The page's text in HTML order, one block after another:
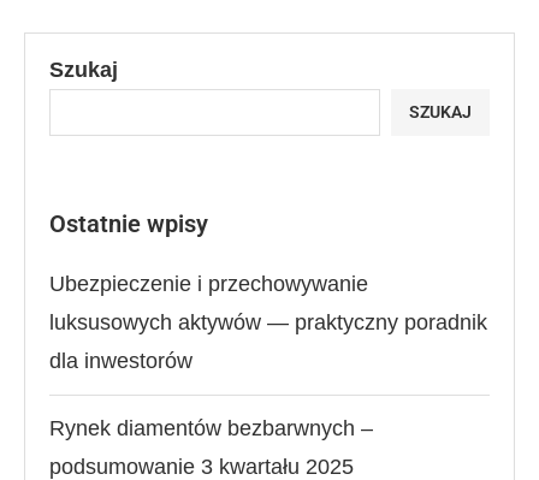
Szukaj
SZUKAJ
Ostatnie wpisy
Ubezpieczenie i przechowywanie
luksusowych aktywów — praktyczny poradnik
dla inwestorów
Rynek diamentów bezbarwnych –
podsumowanie 3 kwartału 2025